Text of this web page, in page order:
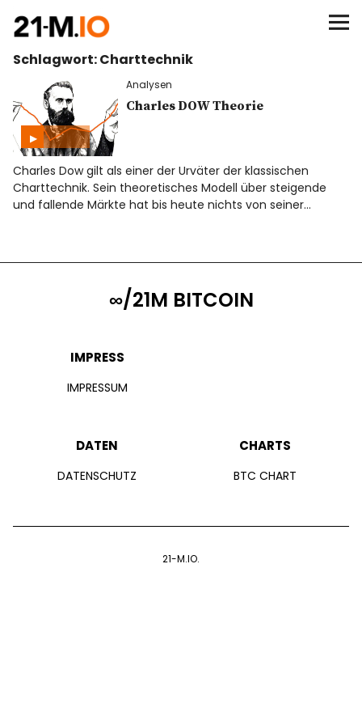
∞/21M BITCOIN
BEGINN
BITCOIN
ANALYSEN
NEWS
Schlagwort:Charttechnik
Analysen
Charles DOW Theorie
Charles Dow gilt als einer der Urväter der klassischen
Charttechnik. Sein theoretisches Modell über steigende
und fallende Märkte hat bis heute nichts von seiner…
∞/21M BITCOIN
IMPRESS
IMPRESSUM
DATEN
DATENSCHUTZ
CHARTS
BTC CHART
21-M.IO